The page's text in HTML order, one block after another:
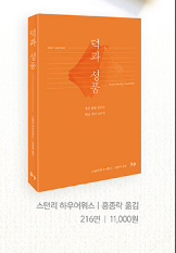
성품》, 《교회의 정
평화의 나라》(비아토
된 백성》, 《주여, 기
상 복있는사람), 《그리
다.